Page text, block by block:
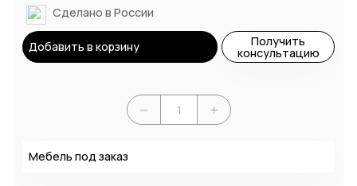
Сделано в России
Добавить в корзину Получить
консультацию
Мебель под заказ